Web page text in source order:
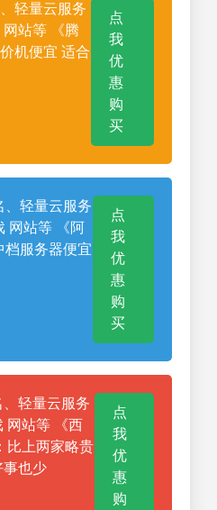
轻量云服务
站等 《腾
机便宜 适合
点
我
优
惠
购
买
、轻量云服务
网站等 《阿
档服务器便宜
点
我
优
惠
购
买
轻量云服务
网站等 《西
比上两家略贵
事也少
点
我
优
惠
购